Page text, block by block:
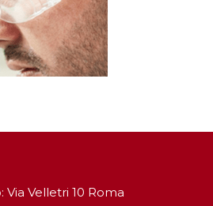
Velletri 10 Roma